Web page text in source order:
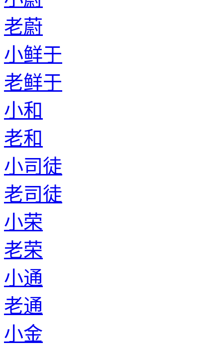
老蔚
小鲜于
老鲜于
小和
老和
小司徒
老司徒
小荣
老荣
小通
老通
小金